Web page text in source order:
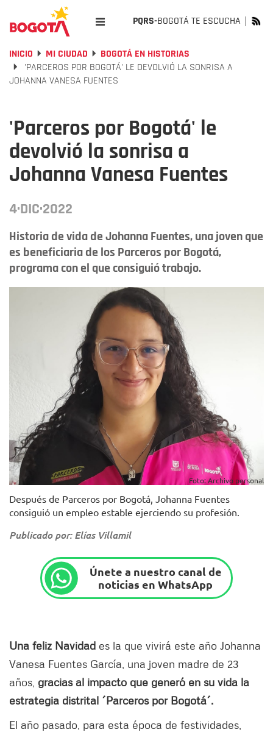
PQRS-BOGOTÁ TE ESCUCHA
INICIO MI CIUDAD
BOGOTÁ EN HISTORIAS
'PARCEROS POR BOGOTÁ' LE DEVOLVIÓ LA SONRISA A
JOHANNA VANESA FUENTES
'Parceros por Bogotá' le
devolvió la sonrisa a
Johanna Vanesa Fuentes
4·DIC·2022
Historia de vida de Johanna Fuentes, una joven que
es beneficiaria de los Parceros por Bogotá,
programa con el que consiguió trabajo.
Foto: Archivo personal
Después de Parceros por Bogotá, Johanna Fuentes
consiguió un empleo estable ejerciendo su profesión.
Publicado por: Elías Villamil
Únete a nuestro canal de
noticias en WhatsApp
Una feliz Navidad es la que vivirá este año Johanna
Vanesa Fuentes García, una joven madre de 23
años, gracias al impacto que generó en su vida la
estrategia distrital ´Parceros por Bogotá´.
El año pasado, para esta época de festividades,